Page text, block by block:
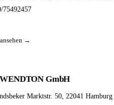
75492457
→
GmbH
Marktstr. 50, 22041 Hamburg